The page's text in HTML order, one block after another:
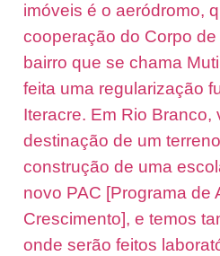
imóveis é o aeródromo,
cooperação do Corpo
bairro que se chama
feita uma regularização
Iteracre. Em Rio Branco,
destinação de um
construção de uma
novo PAC [Programa de
Crescimento], e temos
onde serão feitos